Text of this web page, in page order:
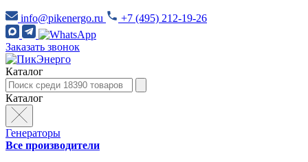
info@pikenergo.ru +7 (495) 212-19-26
Заказать звонок
Каталог
Каталог
Генераторы
Все производители